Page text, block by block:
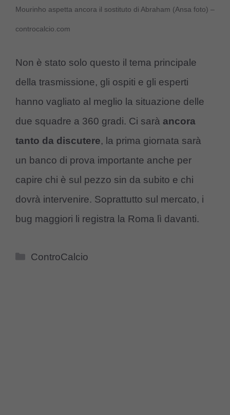
Mourinho aspetta ancora il sostituto di Abraham (Ansa foto) –
controcalcio.com
Non è stato solo questo il tema principale
della trasmissione, gli ospiti e gli esperti
hanno vagliato al meglio la situazione delle
due squadre a 360 gradi. Ci sarà ancora
tanto da discutere, la prima giornata sarà
un banco di prova importante anche per
capire chi è sul pezzo sin da subito e chi
dovrà intervenire. Soprattutto sul mercato, i
bug maggiori li registra la Roma lì davanti.
Categorie
ControCalcio